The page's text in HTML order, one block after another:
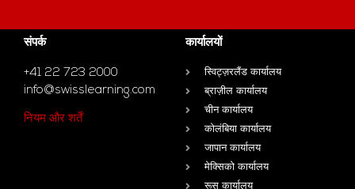
संपर्क
+41 22 723 2000
info@swisslearning.com
नियम और शर्तें
कार्यालयों
स्विट्ज़रलैंड कार्यालय
ब्राज़ील कार्यालय
चीन कार्यालय
कोलंबिया कार्यालय
जापान कार्यालय
मेक्सिको कार्यालय
रूस कार्यालय